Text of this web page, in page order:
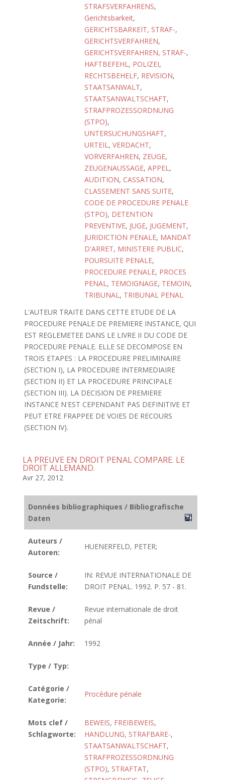
STRAFSVERFAHRENS,
Gerichtsbarkeit,
GERICHTSBARKEIT, STRAF-,
GERICHTSVERFAHREN,
GERICHTSVERFAHREN, STRAF-,
HAFTBEFEHL, POLIZEI,
RECHTSBEHELF, REVISION,
STAATSANWALT,
STAATSANWALTSCHAFT,
STRAFPROZESSORDNUNG
(STPO),
UNTERSUCHUNGSHAFT,
URTEIL, VERDACHT,
VORVERFAHREN, ZEUGE,
ZEUGENAUSSAGE, APPEL,
AUDITION, CASSATION,
CLASSEMENT SANS SUITE,
CODE DE PROCEDURE PENALE
(STPO), DETENTION
PREVENTIVE, JUGE, JUGEMENT,
JURIDICTION PENALE, MANDAT
D'ARRET, MINISTERE PUBLIC,
POURSUITE PENALE,
PROCEDURE PENALE, PROCES
PENAL, TEMOIGNAGE, TEMOIN,
TRIBUNAL, TRIBUNAL PENAL
L'AUTEUR TRAITE DANS CETTE ETUDE DE LA
PROCEDURE PENALE DE PREMIERE INSTANCE, QUI
EST REGLEMETEE DANS LE LIVRE II DU CODE DE
PROCEDURE PENALE. ELLE SE DECOMPOSE EN
TROIS ETAPES : LA PROCEDURE PRELIMINAIRE
(SECTION I), LA PROCEDURE INTERMEDIAIRE
(SECTION II) ET LA PROCEDURE PRINCIPALE
(SECTION III). LA DECISION DE PREMIERE
INSTANCE N'EST CEPENDANT PAS DEFINITIVE ET
PEUT ETRE FRAPPEE DE VOIES DE RECOURS
(SECTION IV).
LA PREUVE EN DROIT PENAL COMPARE. LE
DROIT ALLEMAND.
Avr 27, 2012
Données bibliographiques / Bibliografische
Daten
Auteurs /
Autoren:
HUENERFELD, PETER;
Source /
Fundstelle:
IN: REVUE INTERNATIONALE DE
DROIT PENAL. 1992. P. 57 - 81.
Revue /
Zeitschrift:
Revue internationale de droit
pénal
Année / Jahr: 1992
Type / Typ:
Catégorie /
Kategorie:
Procédure pénale
Mots clef /
Schlagworte:
BEWEIS, FREIBEWEIS,
HANDLUNG, STRAFBARE-,
STAATSANWALTSCHAFT,
STRAFPROZESSORDNUNG
(STPO), STRAFTAT,